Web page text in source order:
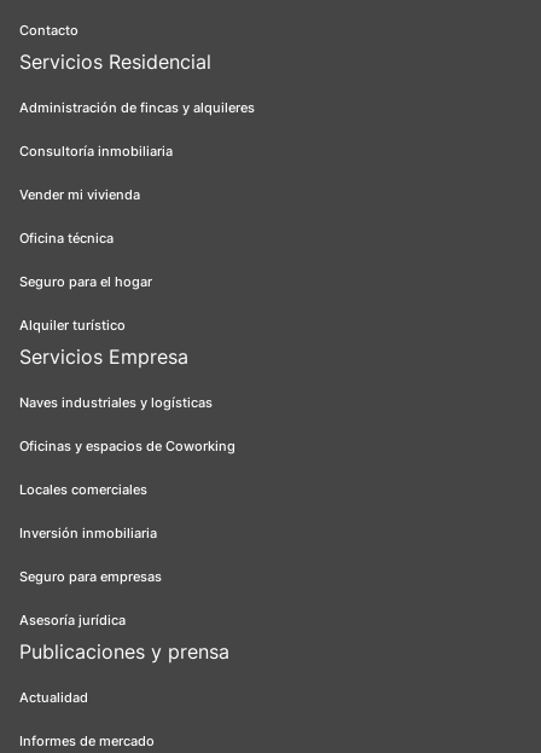
Contacto
Servicios Residencial
Administración de fincas y alquileres
Consultoría inmobiliaria
Vender mi vivienda
Oficina técnica
Seguro para el hogar
Alquiler turístico
Servicios Empresa
Naves industriales y logísticas
Oficinas y espacios de Coworking
Locales comerciales
Inversión inmobiliaria
Seguro para empresas
Asesoría jurídica
Publicaciones y prensa
Actualidad
Informes de mercado